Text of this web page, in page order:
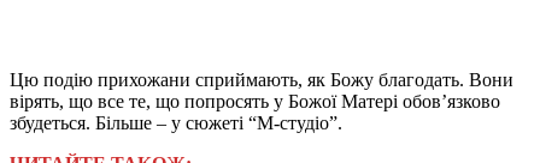
Цю подію прихожани сприймають, як Божу благодать. Вони
вірять, що все те, що попросять у Божої Матері обов’язково
збудеться. Більше – у сюжеті “М-студіо”.